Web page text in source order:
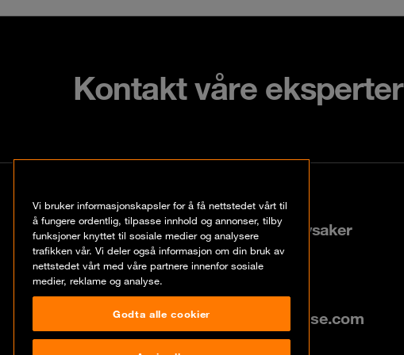
Kontakt våre eksperter
Lysaker Torg 25, N-1366 Lysaker
+47 67 57 37 37
info@no.orangecyberdefense.com
Vi bruker informasjonskapsler for å få nettstedet vårt til
å fungere ordentlig, tilpasse innhold og annonser, tilby
funksjoner knyttet til sosiale medier og analysere
trafikken vår. Vi deler også informasjon om din bruk av
nettstedet vårt med våre partnere innenfor sosiale
medier, reklame og analyse.
Godta alle cookier